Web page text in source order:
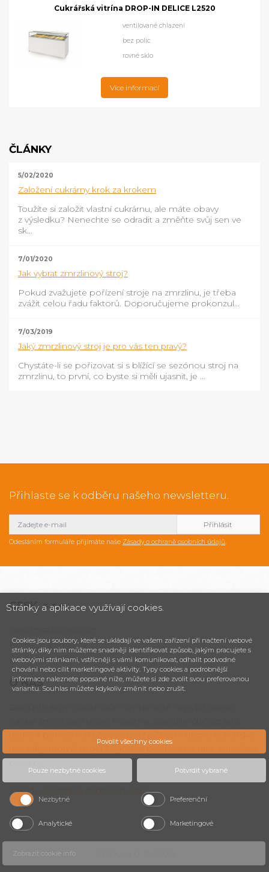
Cukrářská vitrína DROP-IN DELICE L2520
ventilované chlazení
bez polic
rovné sklo
Více informací
ČLÁNKY
5/02/2020
Založení cukrárny krok za krokem
Toužíte si založit vlastní cukrárnu, ale máte obavy
z výsledku? Nenechte se odradit a změňte svůj sen ve
sk...
7/01/2020
Jak vybrat zmrzlinový stroj?
Pokud zvažujete pořízení stroje na zmrzlinu, je třeba
zvážit celou řadu faktorů. Doporučujeme prokonzul...
7/03/2019
Jaký zmrzlinový stroj je pro vás ten pravý?
Chystáte-li se pořizovat si s blížící se sezónou stroj na
zmrzlinu, to první, co byste si měli ujasnit, je ...
Přihlaste se k odběru našeho newsletteru.
Odesláním formuláře přijímáte naše Zásady o ochraně osobních údajů
CESK,s.r.o.
Brno - Maloměřice
Česká republika
O NÁS
Zásady o ochraně osobních údajů.
Stránky a aplikace využívají cookies.
Cookies jsou soubory, které se ukládají ve vašem zařízení při načtení webové
stránky, díky nim můžeme snadněji identifikovat způsob, jakým pracujete s
webovými stránkami, vstřícněji s vámi komunikovat, odhalit podvodné
chování nebo cílit marketingové aktivity. Typy cookies a podrobnější
informace naleznete popsané níže, můžete si zde zvolit svou preferovanou
variantu. Souhlas můžete kdykoliv změnit nebo zrušit.
Pouze nezbytné cookies Potvrdit vybrané
Povolit všechny cookies
Nezbytné Preferenční
Analytické Marketingové
Zobrazit cookie info